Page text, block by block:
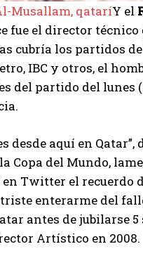
Musallam, qataríY el
fue el director
cubría los partidos
IBC y otros, el
del partido del lunes
aquí en Qatar”,
Copa del Mundo,
Twitter el recuerdo
enterarme del
antes de jubilarse
Artístico en 2008.